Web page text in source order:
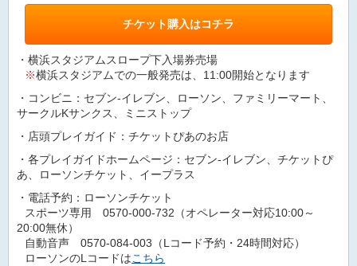
チケット購入はコチラ
・横浜スタジアムスロープ下入場券売場
※横浜スタジアムでの一般発売は、11:00開始となります
・コンビニ：セブン-イレブン、ローソン、ファミリーマート、
サークルKサンクス、ミニストップ
・店頭プレイガイド：チケットぴあのお店
・各プレイガイドホームページ：セブン-イレブン、チケットぴ
あ、ローソンチケット、イープラス
・電話予約：ローソンチケット
スポーツ専用 0570-000-732（オペレーター対応10:00～
20:00無休）
自動音声 0570-084-003（Lコード予約・24時間対応）
ローソンのLコードはこちら